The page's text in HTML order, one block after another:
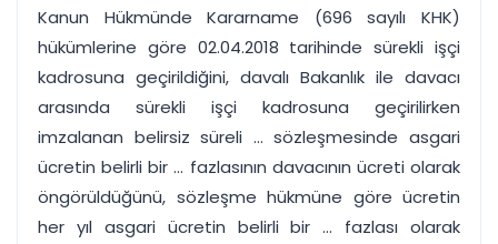
Kanun Hükmünde Kararname (696 sayılı KHK)
hükümlerine göre 02.04.2018 tarihinde sürekli işçi
kadrosuna geçirildiğini, davalı Bakanlık ile davacı
arasında sürekli işçi kadrosuna geçirilirken
imzalanan belirsiz süreli ... sözleşmesinde asgari
ücretin belirli bir ... fazlasının davacının ücreti olarak
öngörüldüğünü, sözleşme hükmüne göre ücretin
her yıl asgari ücretin belirli bir ... fazlası olarak